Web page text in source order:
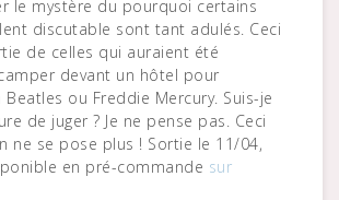
le mystère du pourquoi certains
discutable sont tant adulés. Ceci
de celles qui auraient été
devant un hôtel pour
ou Freddie Mercury. Suis-je
de juger ? Je ne pense pas. Ceci
ne se pose plus ! Sortie le 11/04,
en pré-commande sur